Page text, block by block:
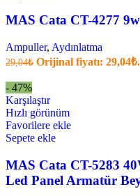
MAS Cata CT-4277
Ampuller, Aydınlatma
29,04₺ Orijinal fiyatı: 29,04₺.
- 47%
Karşılaştır
Hızlı görünüm
Favorilere ekle
Sepete ekle
MAS Cata CT-5283
Led Panel Armatür